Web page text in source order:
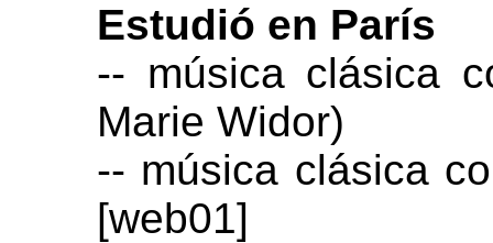
Estudió en París
-- música clásica
Marie Widor)
-- música clásica
[web01]